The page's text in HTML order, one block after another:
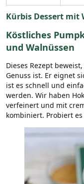
Kürbis Dessert mit
Köstliches
und Walnüssen
Dieses Rezept
Genuss ist. Er eignet
ist es schnell und
werden. Wir haben
verfeinert und mit
kombiniert. Probiert